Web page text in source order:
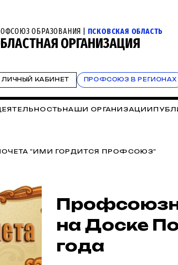
ОБРАЗОВАНИЯ | ПСКОВСКАЯ ОБЛАСТЬ
ОРГАНИЗАЦИЯ
ЛИЧНЫЙ КАБИНЕТ ПРОФСОЮЗ В РЕГИОНАХ
НАШИ ОРГАНИЗАЦИИ
"ИМИ ГОРДИТСЯ ПРОФСОЮЗ"
на Доске
года